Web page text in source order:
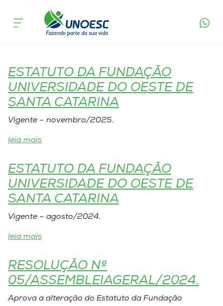
Cursos
Pesquisa
Atendimento ao Estudante
Portal de Ensino
A
Unoesc
Internacionalização
Diplomados
Tags Publicações Legais:
Estatutos
ESTATUTO DA FUNDAÇÃO
UNIVERSIDADE DO OESTE DE
SANTA CATARINA
Vigente – novembro/2025.
leia mais
ESTATUTO DA FUNDAÇÃO
UNIVERSIDADE DO OESTE DE
SANTA CATARINA
Vigente – agosto/2024.
leia mais
RESOLUÇÃO Nº
05/ASSEMBLEIAGERAL/2024.
Aprova a alteração do Estatuto da Fundação